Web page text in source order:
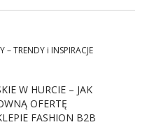
TRENDY i INSPIRACJE
W HURCIE – JAK
OFERTĘ
FASHION B2B